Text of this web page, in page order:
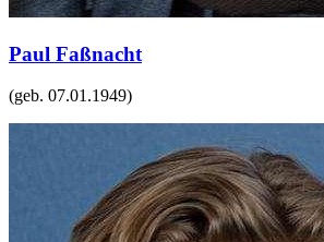
Paul Faßnacht
(geb. 07.01.1949)